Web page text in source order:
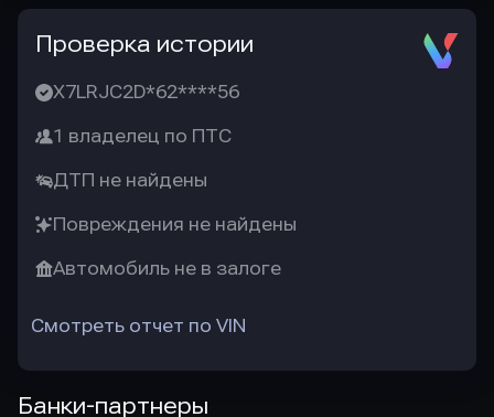
Проверка истории
X7LRJC2D*62****56
1 владелец по ПТС
ДТП не найдены
Повреждения не найдены
Автомобиль не в залоге
Смотреть отчет по VIN
Банки-партнеры